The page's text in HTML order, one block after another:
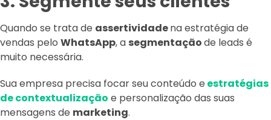
Quando se trata de assertividadena estratégia de
vendas pelo WhatsApp, a segmentaçãode leads é
muito necessária.
Sua empresa precisa focar seu conteúdo e estratégias
de contextualização e personalização das suas
mensagens de marketing.